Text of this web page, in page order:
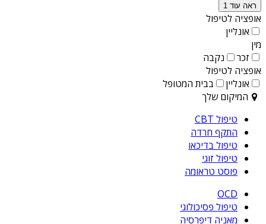
ראה עוד 1
אופציה לטיפול
אונליין
מין
זכר
נקבה
אופציה לטיפול
אונליין
בבית המטופל
המיקום שלך
טיפול CBT
התקף חרדה
טיפול בדיכאו
טיפול זוגי
פוסט טראומה
OCD
טיפול פסיכולוגי
מאניה דיפרסיה